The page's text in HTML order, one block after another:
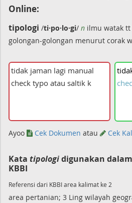
Online:
tipologi /ti·po·lo·gi/ n ilmu watak
golongan-golongan menurut corak
Ayoo Cek Dokumen atau Cek
Kata tipologidigunakan
KBBI
Referensi dari KBBI area kalimat ke 2
area pertanian; 3 Ling wilayah